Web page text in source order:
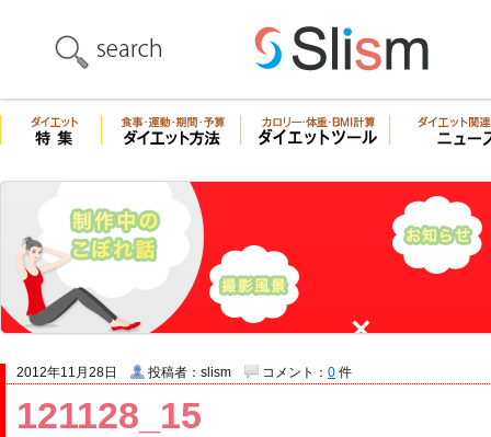
121128_15
2012年11月28日 投稿者：slism コメント： 0 件